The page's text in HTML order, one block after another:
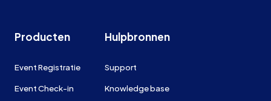
Producten
Event Registratie
Event Check-in
Hulpbronnen
Support
Knowledge base